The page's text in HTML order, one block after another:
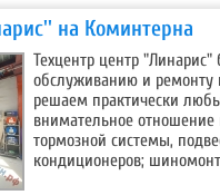
на Коминтерна
Техцентр центр
обслуживанию и ремонту
решаем практически
внимательное
тормозной системы,
кондиционеров;